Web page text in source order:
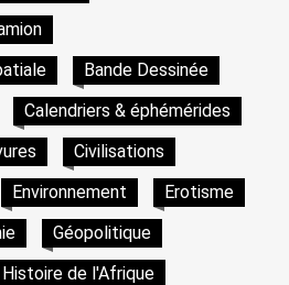
Bande Dessinée
Calendriers & éphémérides
Civilisations
Environnement
Erotisme
Géopolitique
Histoire de l'Afrique